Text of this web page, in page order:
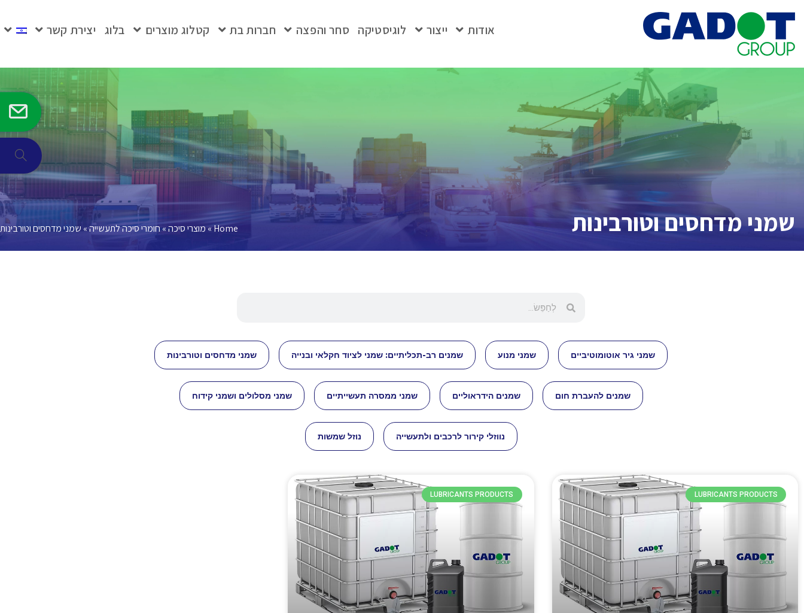
אודות ייצור לוגיסטיקה סחר והפצה חברות בת קטלוג מוצרים בלוג יצירת קשר
שמני מדחסים וטורבינות Home
» מוצרי סיכה»חומרי סיכה לתעשייה» שמני מדחסים וטורבינות
שמני גיר אוטומוטיביים שמני מנוע שמנים רב-תכליתיים: שמני לציוד חקלאי ובנייה שמני מדחסים וטורבינות
שמנים להעברת חום שמנים הידראוליים שמני ממסרה תעשייתיים שמני מסלולים ושמני קידוח
נווזלי קירור לרכבים ולתעשייה נוזל שמשות
LUBRICANTS PRODUCTS
LUBRICANTS PRODUCTS